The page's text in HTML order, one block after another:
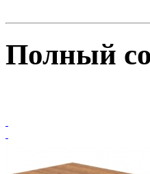
Полный